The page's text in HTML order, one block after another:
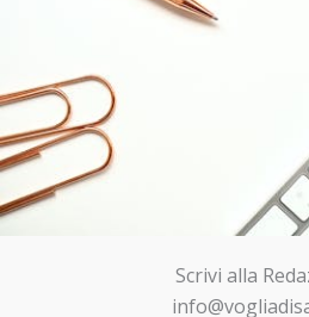
Scrivi alla